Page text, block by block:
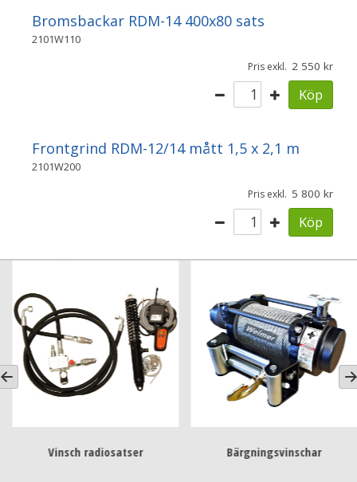
Bromsbackar RDM-14 400x80 sats
2101W110
Pris exkl. 2 550
Köp
Frontgrind RDM-12/14 mått 1,5 x 2,1 m
2101W200
Pris exkl. 5 800
Köp
Vinsch radiosatser Bärgningsvinschar